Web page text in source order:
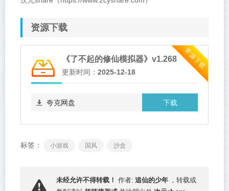
资源下载
资源下载
《了不起的修仙模拟器》v1.268
更新时间： 2025-12-18
下载
夸克网盘
标签： 小游戏 国风 沙盒
未经允许不得转载！ 作者: 追仙的少年 ，转载或